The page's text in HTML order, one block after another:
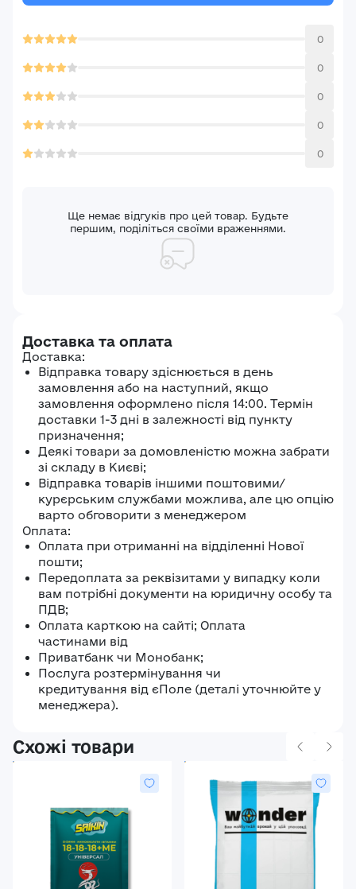
0
0
0
0
0
Ще немає відгуків про цей товар. Будьте
першим, поділіться своїми враженнями.
Доставка та оплата
Доставка:
Відправка товару здіснюється в день
замовлення або на наступний, якщо
замовлення оформлено після 14:00. Термін
доставки 1-3 дні в залежності від пункту
призначення;
Деякі товари за домовленістю можна забрати
зі складу в Києві;
Відправка товарів іншими поштовими/
курєрським службами можлива, але цю опцію
варто обговорити з менеджером
Оплата:
Оплата при отриманні на відділенні Нової
пошти;
Передоплата за реквізитами у випадку коли
вам потрібні документи на юридичну особу та
ПДВ;
Оплата карткою на сайті; Оплата
частинами від
Приватбанк чи Монобанк;
Послуга розтермінування чи
кредитування від єПоле (деталі уточнюйте у
менеджера).
Схожі товари
Ваша оцінка
Авторизація
Увійти